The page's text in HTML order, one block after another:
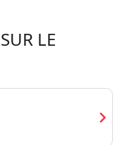
LE
chevron_right